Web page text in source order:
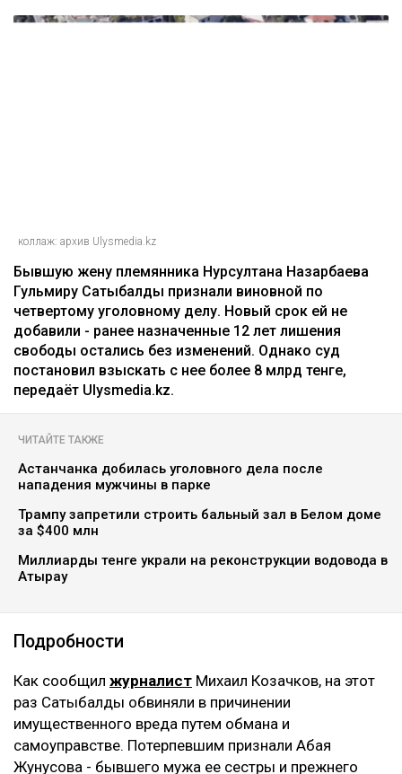
коллаж: архив Ulysmedia.kz
Бывшую жену племянника Нурсултана Назарбаева
Гульмиру Сатыбалды признали виновной по
четвертому уголовному делу. Новый срок ей не
добавили - ранее назначенные 12 лет лишения
свободы остались без изменений. Однако суд
постановил взыскать с нее более 8 млрд тенге,
передаёт Ulysmedia.kz.
ЧИТАЙТЕ ТАКЖЕ
Астанчанка добилась уголовного дела после
нападения мужчины в парке
Трампу запретили строить бальный зал в Белом доме
за $400 млн
Миллиарды тенге украли на реконструкции водовода в
Атырау
Подробности
Как сообщил журналист Михаил Козачков, на этот
раз Сатыбалды обвиняли в причинении
имущественного вреда путем обмана и
самоуправстве. Потерпевшим признали Абая
Жунусова - бывшего мужа ее сестры и прежнего